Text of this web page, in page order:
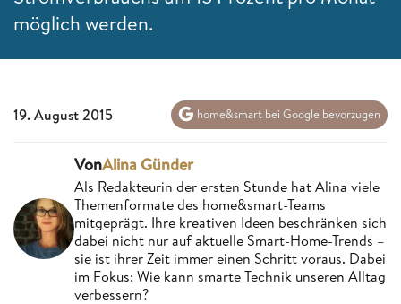
möglich werden.
19. August 2015 home&smart bei Google bevorzugen
VonAlina Günder
Als Redakteurin der ersten Stunde hat Alina viele
Themenformate des home&smart-Teams
mitgeprägt. Ihre kreativen Ideen beschränken sich
dabei nicht nur auf aktuelle Smart-Home-Trends –
sie ist ihrer Zeit immer einen Schritt voraus. Dabei
im Fokus: Wie kann smarte Technik unseren Alltag
verbessern?